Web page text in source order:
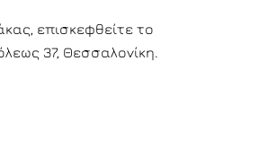
επισκεφθείτε το
37, Θεσσαλονίκη.